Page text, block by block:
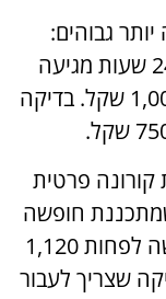
גבוהים:
בדיקת מטוש רגילה עם תשובה תוך 24 שעות מגיעה
ל-550 שקל באמצע השבוע ובסופו 1,000 שקל. בדיקה
קורונה פרטית
בת 4 נפשות שמתכננת חופשה
בחו"ל תיאלץ להוסיף לעלויות החופשה לפחות 1,120
שצריך לעבור